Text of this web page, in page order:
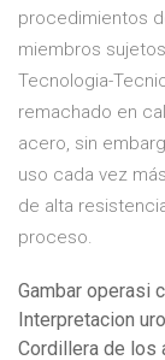
procedimientos
miembros
Tecnologia-
remachado en
acero, sin
uso cada vez
de alta
proceso.
Gambar operasi
Interpretacion
Cordillera de los